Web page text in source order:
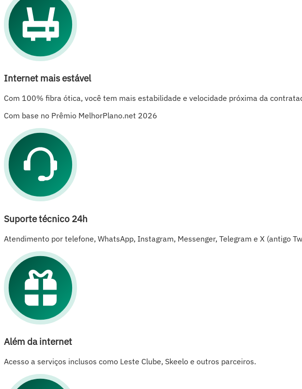
Internet mais estável
Com 100% fibra ótica, você tem mais estabilidade e velocidade próxima da
Com base no Prêmio MelhorPlano.net 2026
Suporte técnico 24h
Atendimento por telefone, WhatsApp, Instagram, Messenger, Telegram e X (antigo
Além da internet
Acesso a serviços inclusos como Leste Clube, Skeelo e outros parceiros.